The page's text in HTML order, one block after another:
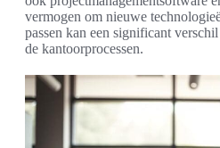
vermogen om nieuwe
passen kan een significant
de kantoorprocessen.